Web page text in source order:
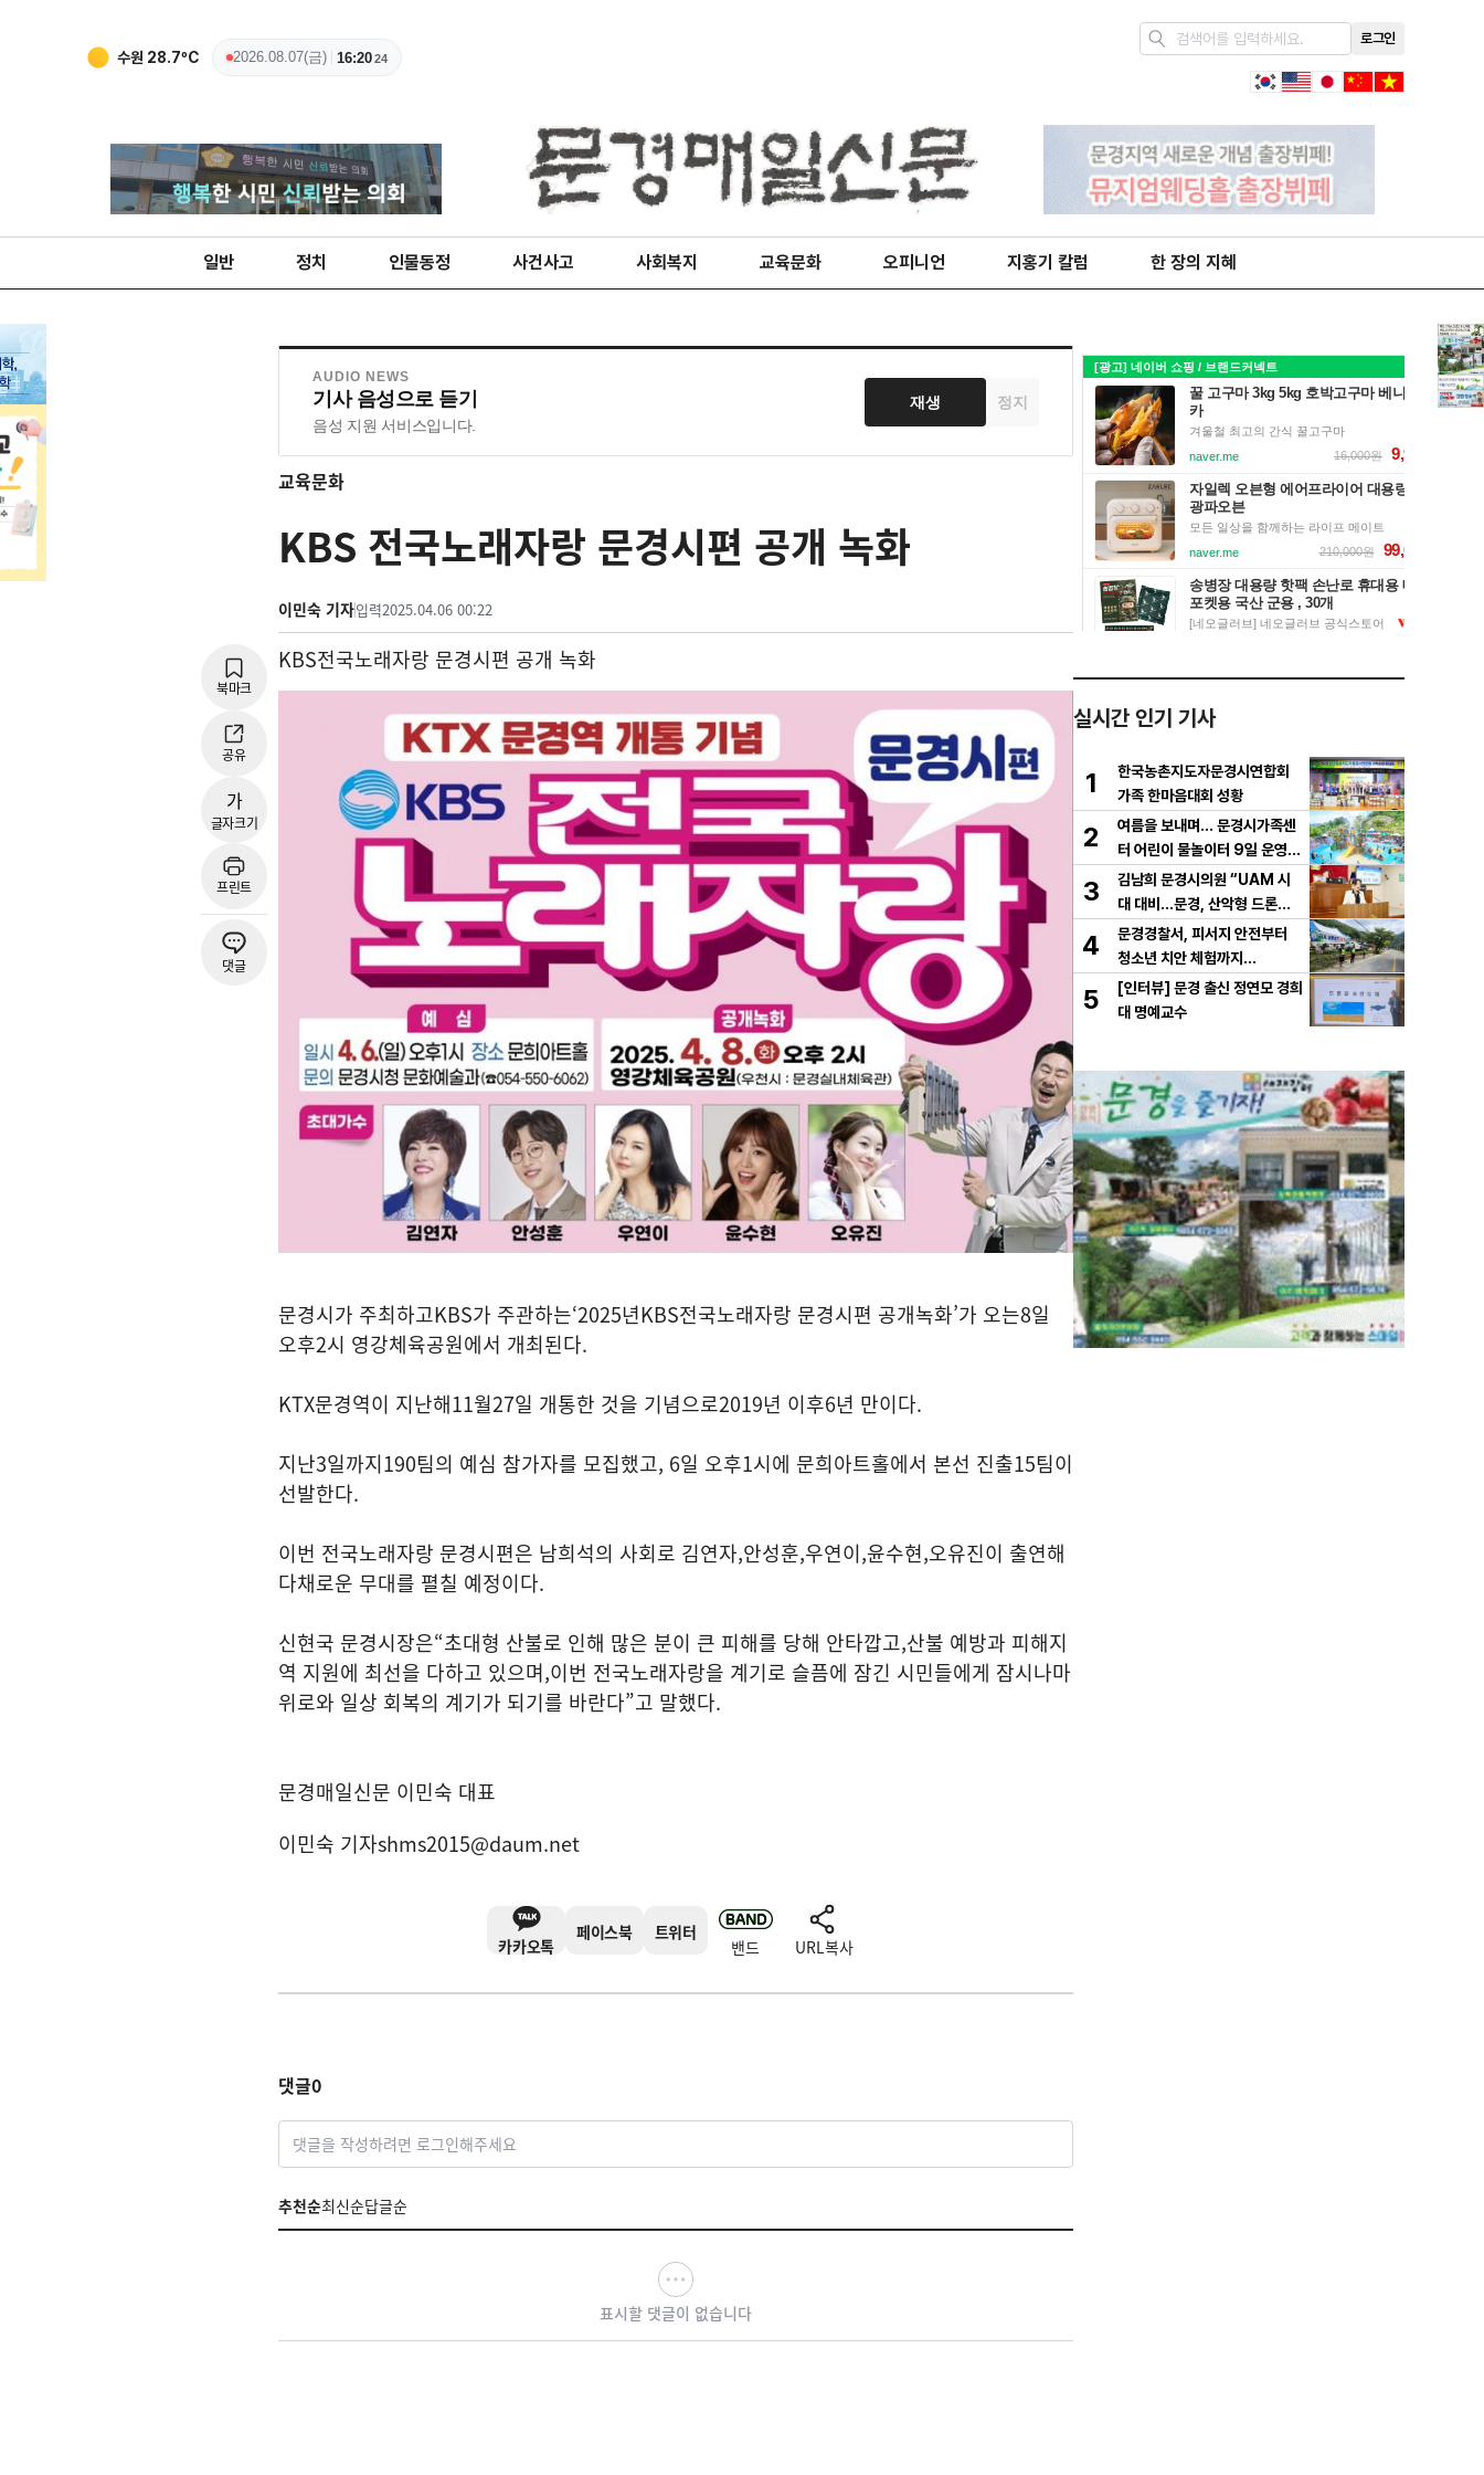
수원 28.7ºC 2026.08.07(금) 16:2024
로그인
일반 정치 인물동정 사건사고 사회복지 교육문화 오피니언 지홍기 칼럼 한 장의 지혜
AUDIO NEWS
기사 음성으로 듣기
음성 지원 서비스입니다.
재생 정지
교육문화
KBS 전국노래자랑 문경시편 공개 녹화
이민숙 기자입력2025.04.06 00:22
북마크
공유
가
글자크기
프린트
댓글
KBS전국노래자랑 문경시편 공개 녹화
문경시가 주최하고KBS가 주관하는‘2025년KBS전국노래자랑 문경시편 공개녹화’가 오는8일
오후2시 영강체육공원에서 개최된다.
KTX문경역이 지난해11월27일 개통한 것을 기념으로2019년 이후6년 만이다.
지난3일까지190팀의 예심 참가자를 모집했고, 6일 오후1시에 문희아트홀에서 본선 진출15팀이
선발한다.
이번 전국노래자랑 문경시편은 남희석의 사회로 김연자,안성훈,우연이,윤수현,오유진이 출연해
다채로운 무대를 펼칠 예정이다.
신현국 문경시장은“초대형 산불로 인해 많은 분이 큰 피해를 당해 안타깝고,산불 예방과 피해지
역 지원에 최선을 다하고 있으며,이번 전국노래자랑을 계기로 슬픔에 잠긴 시민들에게 잠시나마
위로와 일상 회복의 계기가 되기를 바란다”고 말했다.
문경매일신문 이민숙 대표
이민숙 기자shms2015@daum.net
카카오톡
페이스북 트위터
밴드 URL복사
댓글0
댓글을 작성하려면 로그인해주세요
추천순최신순답글순
표시할 댓글이 없습니다
실시간 인기 기사
1
한국농촌지도자문경시연합회
가족 한마음대회 성황
2
여름을 보내며… 문경시가족센
터 어린이 물놀이터 9일 운영
마무리
3
김남희 문경시의원 “UAM 시
대 대비…문경, 산악형 드론산
업 중심도시로 도약해야”
4
문경경찰서, 피서지 안전부터
청소년 치안 체험까지…
5
[인터뷰] 문경 출신 정연모 경희
대 명예교수